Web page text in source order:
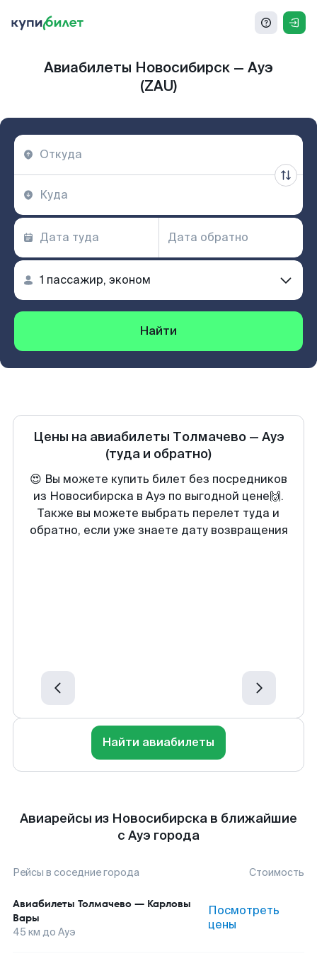
Авиабилеты Новосибирск — Ауэ
(ZAU)
Найти
Цены на авиабилеты Толмачево— Ауэ
(туда и обратно)
😍 Вы можете купить билет без посредников
из Новосибирска в Ауэ по выгодной цене🙌.
Также вы можете выбрать перелет туда и
обратно, если уже знаете дату возвращения
Найти авиабилеты
Авиарейсы из Новосибирска в ближайшие
с Ауэ города
Рейсы в соседние города Стоимость
Авиабилеты Толмачево — Карловы
Вары
45 км до Ауэ
Посмотреть
цены